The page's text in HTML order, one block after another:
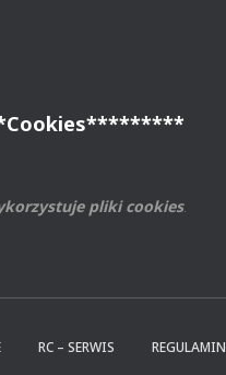
pliki cookies.
RC – SERWIS REGULAMIN